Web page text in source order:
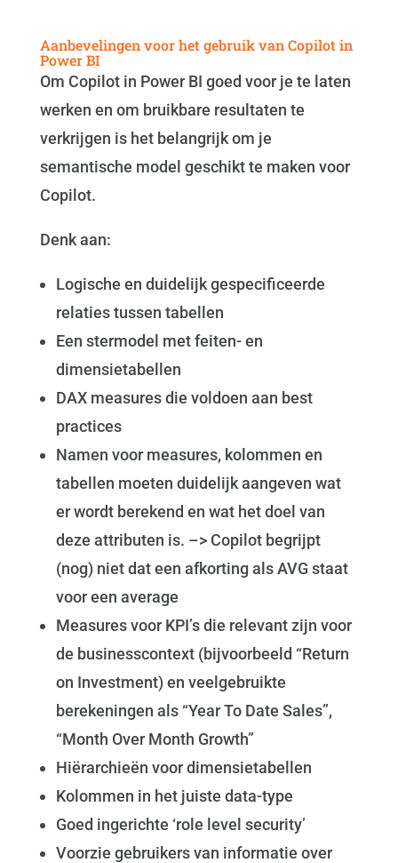
Aanbevelingen voor het gebruik van Copilot in
Power BI
Om Copilot in Power BI goed voor je te laten
werken en om bruikbare resultaten te
verkrijgen is het belangrijk om je
semantische model geschikt te maken voor
Copilot.
Denk aan:
Logische en duidelijk gespecificeerde
relaties tussen tabellen
Een stermodel met feiten- en
dimensietabellen
DAX measures die voldoen aan best
practices
Namen voor measures, kolommen en
tabellen moeten duidelijk aangeven wat
er wordt berekend en wat het doel van
deze attributen is. –> Copilot begrijpt
(nog) niet dat een afkorting als AVG staat
voor een average
Measures voor KPI’s die relevant zijn voor
de businesscontext (bijvoorbeeld “Return
on Investment) en veelgebruikte
berekeningen als “Year To Date Sales”,
“Month Over Month Growth”
Hiërarchieën voor dimensietabellen
Kolommen in het juiste data-type
Goed ingerichte ‘role level security’
Voorzie gebruikers van informatie over